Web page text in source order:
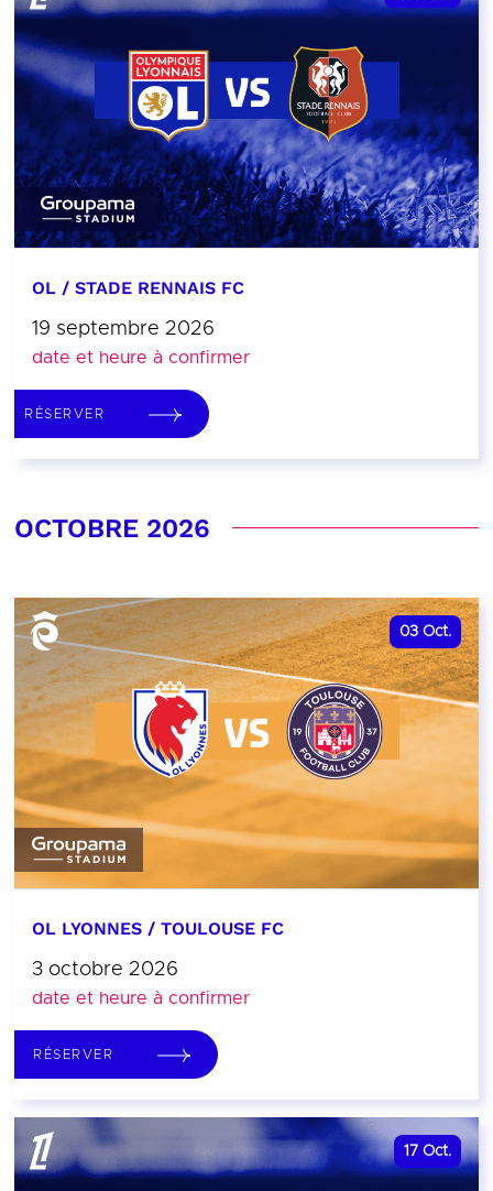
OL / STADE RENNAIS FC
19 septembre 2026
date et heure à confirmer
RÉSERVER
OCTOBRE 2026
03 Oct.
OL LYONNES / TOULOUSE FC
3 octobre 2026
date et heure à confirmer
RÉSERVER
17 Oct.